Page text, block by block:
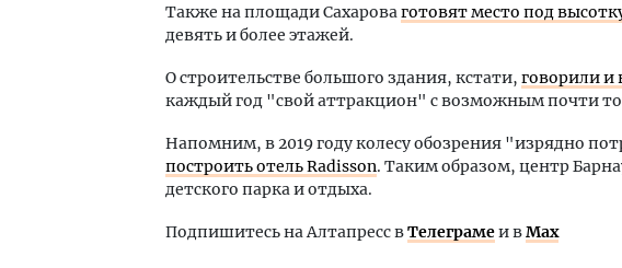
Также на площади Сахароваготовят место под
девять и более этажей.
О строительстве большого здания, кстати, говорили и
каждый год "свой аттракцион" с возможным почти
Напомним, в 2019 году колесу обозрения "изрядно
построить отель Radisson. Таким образом, центр
детского парка и отдыха.
Подпишитесь на Алтапресс вТелеграмеи вMax